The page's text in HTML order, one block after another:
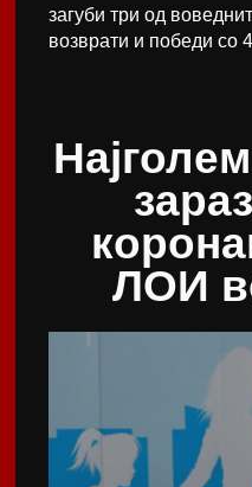
загуби три од
возврати и победи со
ЛОИ